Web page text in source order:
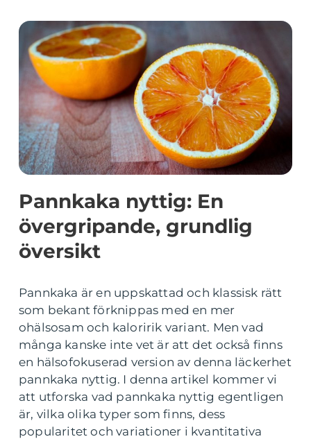
Pannkaka nyttig: En
övergripande, grundlig
översikt
Pannkaka är en uppskattad och klassisk rätt
som bekant förknippas med en mer
ohälsosam och kaloririk variant. Men vad
många kanske inte vet är att det också finns
en hälsofokuserad version av denna läckerhet
pannkaka nyttig. I denna artikel kommer vi
att utforska vad pannkaka nyttig egentligen
är, vilka olika typer som finns, dess
popularitet och variationer i kvantitativa